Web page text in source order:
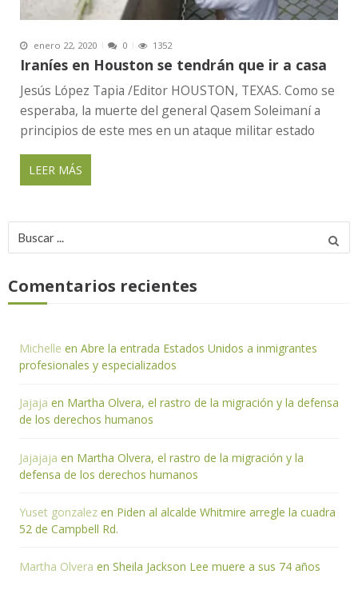
enero 22, 2020 0 1352
Iraníes en Houston se tendrán que ir a casa
Jesús López Tapia /Editor HOUSTON, TEXAS. Como se
esperaba, la muerte del general Qasem Soleimaní a
principios de este mes en un ataque militar estado
LEER MÁS
Buscar
por:
Comentarios recientes
Michelle en Abre la entrada Estados Unidos a inmigrantes
profesionales y especializados
Jajaja en Martha Olvera, el rastro de la migración y la defensa
de los derechos humanos
Jajajaja en Martha Olvera, el rastro de la migración y la
defensa de los derechos humanos
Yuset gonzalez en Piden al alcalde Whitmire arregle la cuadra
52 de Campbell Rd.
Martha Olvera en Sheila Jackson Lee muere a sus 74 años